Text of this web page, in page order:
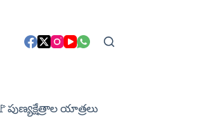
🚩పుణ్యక్షేత్రాల యాత్రలు